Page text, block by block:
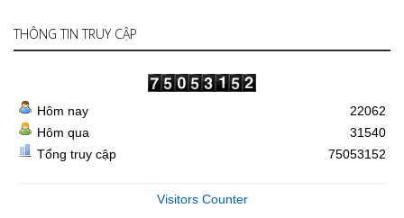
THÔNG TIN TRUY CẬP
Hôm nay
Hôm qua
Tổng truy cập
22062
31540
75053152
Visitors Counter